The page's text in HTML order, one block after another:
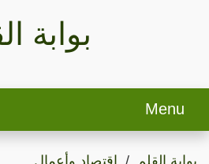
بوابة
Menu
بوابة القلم
اقتصاد وأعمال